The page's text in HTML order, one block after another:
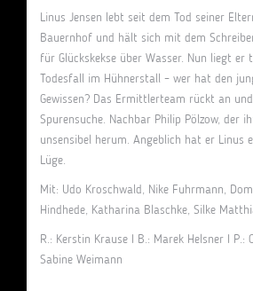
Linus Jensen lebt seit dem Tod seiner
Bauernhof und hält sich mit dem
für Glückskekse über Wasser. Nun liegt er
Todesfall im Hühnerstall – wer hat den
Gewissen? Das Ermittlerteam rückt an
Spurensuche. Nachbar Philip Pölzow, der
unsensibel herum. Angeblich hat er Linus
Lüge.
Mit: Udo Kroschwald, Nike Fuhrmann,
Hindhede, Katharina Blaschke, Silke
R.: Kerstin Krause I B.: Marek Helsner I P.:
Sabine Weimann